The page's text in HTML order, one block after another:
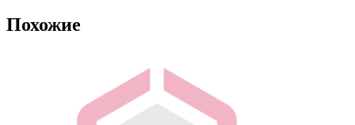
Похожие